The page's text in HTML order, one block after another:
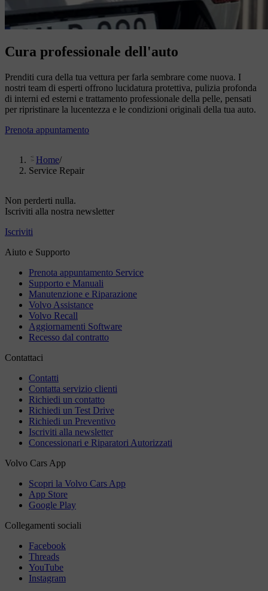
Cura professionale dell'auto
Prenditi cura della tua vettura per farla sembrare come nuova. I
nostri team di esperti offrono lucidatura protettiva, pulizia profonda
di interni ed esterni e trattamento professionale della pelle, pensati
per ripristinare la lucentezza e le condizioni originali della tua auto.
Prenota appuntamento
Home/
Service Repair